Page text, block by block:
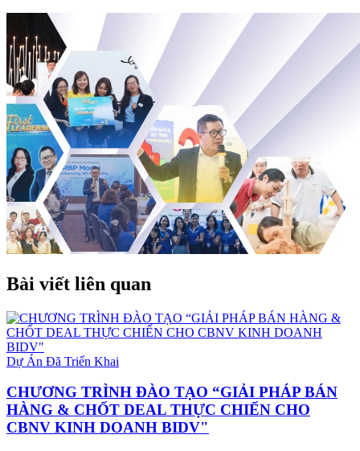
Bài viết liên quan
Dự Án Đã Triển Khai
CHƯƠNG TRÌNH ĐÀO TẠO “GIẢI PHÁP BÁN
HÀNG & CHỐT DEAL THỰC CHIẾN CHO
CBNV KINH DOANH BIDV"